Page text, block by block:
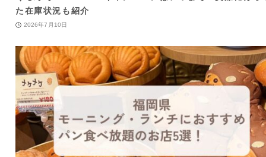
た在庫状況も紹介
2026年7月10日